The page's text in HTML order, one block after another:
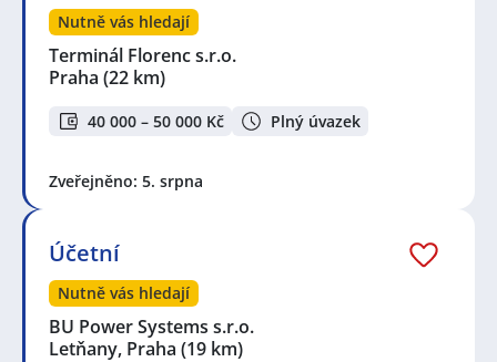
Nutně vás hledají
Terminál Florenc s.r.o.
Praha (22 km)
40 000 – 50 000 Kč Plný úvazek
Zveřejněno: 5. srpna
Účetní
Nutně vás hledají
BU Power Systems s.r.o.
Letňany, Praha (19 km)